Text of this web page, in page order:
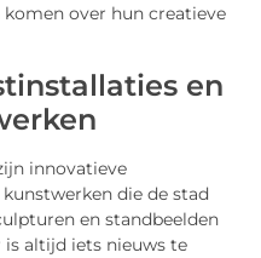
over hun creatieve
en
innovatieve
die de stad
en standbeelden
altijd iets nieuws te